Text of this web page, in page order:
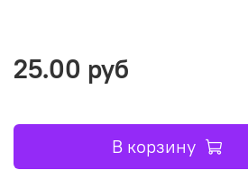
25.00 руб
В корзину